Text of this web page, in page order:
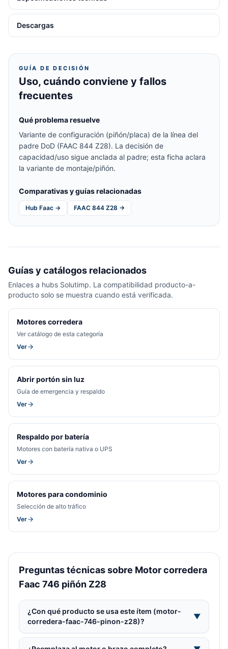
Descargas
GUÍA DE DECISIÓN
Uso, cuándo conviene y fallos
frecuentes
Qué problema resuelve
Variante de configuración (piñón/placa) de la línea del
padre DoD (FAAC 844 Z28). La decisión de
capacidad/uso sigue anclada al padre; esta ficha aclara
la variante de montaje/piñón.
Comparativas y guías relacionadas
Hub Faac → FAAC 844 Z28 →
Guías y catálogos relacionados
Enlaces a hubs Solutimp. La compatibilidad producto-a-
producto solo se muestra cuando está verificada.
Motores corredera
Ver catálogo de esta categoría
Ver
Abrir portón sin luz
Guía de emergencia y respaldo
Ver
Respaldo por batería
Motores con batería nativa o UPS
Ver
Motores para condominio
Selección de alto tráfico
Ver
Preguntas técnicas sobre Motor corredera
Faac 746 piñón Z28
¿Con qué producto se usa este ítem (motor-
corredera-faac-746-pinon-z28)?
▼